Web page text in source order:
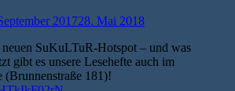
201728. Mai 2018
SuKuLTuR-Hotspot – und was
gibt es unsere Lesehefte auch im
(Brunnenstraße 181)!